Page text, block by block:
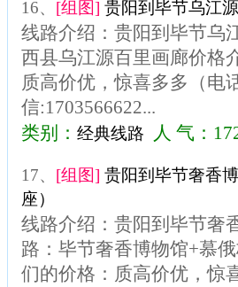
16、 [组图] 贵阳到毕节乌江
线路介绍：贵阳到毕节乌
西县乌江源百里画廊价格
质高价优，惊喜多多（电
信:1703566622...
类别： 经典线路 人 气：
17、 [组图] 贵阳到毕节奢香
座）
线路介绍：贵阳到毕节奢
路：毕节奢香博物馆+慕
们的价格：质高价优，惊